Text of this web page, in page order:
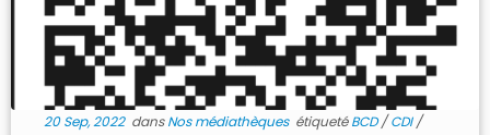
20 Sep, 2022dansNos médiathèques étiquetéBCD/CDI/